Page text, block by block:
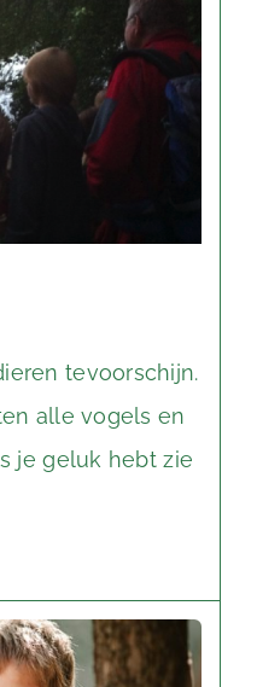
tevoorschijn.
alle vogels en
je geluk hebt zie